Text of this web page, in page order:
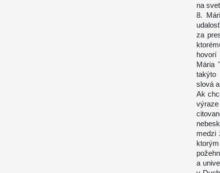
na
8.
za
hovorí
Mária
takýto
slová
Ak
medzi
a